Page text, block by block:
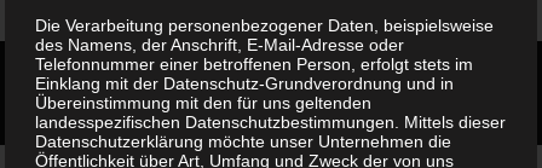
© 2019 - 2022 Designed by Enovations GmbH!
Die Verarbeitung personenbezogener Daten, beispielsweise
des Namens, der Anschrift, E-Mail-Adresse oder
Telefonnummer einer betroffenen Person, erfolgt stets im
Einklang mit der Datenschutz-Grundverordnung und in
Übereinstimmung mit den für uns geltenden
landesspezifischen Datenschutzbestimmungen. Mittels dieser
Datenschutzerklärung möchte unser Unternehmen die
Öffentlichkeit über Art, Umfang und Zweck der von uns